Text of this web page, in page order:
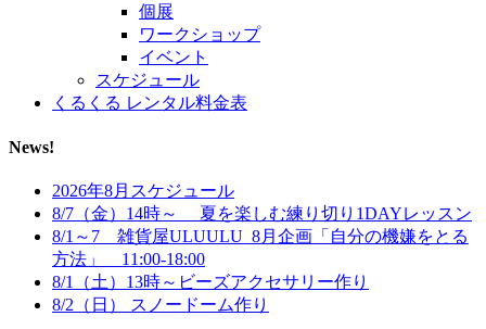
個展
ワークショップ
イベント
スケジュール
くるくる レンタル料金表
News!
2026年8月スケジュール
8/7（金）14時～ 夏を楽しむ練り切り1DAYレッスン
8/1～7 雑貨屋ULUULU_8月企画「自分の機嫌をとる
方法」 11:00-18:00
8/1（土）13時～ビーズアクセサリー作り
8/2（日） スノードーム作り